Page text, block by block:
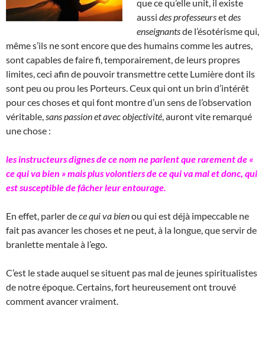
que ce qu’elle unit, il existe
aussi des professeursetdes
enseignantsde l’ésotérisme qui,
même s’ils ne sont encore que des humains comme les autres,
sont capables de faire fi, temporairement, de leurs propres
limites, ceci afin de pouvoir transmettre cette Lumière dont ils
sont peu ou prou les Porteurs. Ceux qui ont un brin d’intérêt
pour ces choses et qui font montre d’un sens de l’observation
véritable, sans passion et avec objectivité , auront vite remarqué
une chose :
les instructeurs dignes de ce nom ne parlent que rarement de «
ce qui va bien » mais plus volontiers de ce qui va mal et donc, qui
est susceptible de fâcher leur entourage.
En effet, parler dece qui va bienou qui est déjà impeccable ne
fait pas avancer les choses et ne peut, à la longue, que servir de
branlette mentale à l’ego.
C’est le stade auquel se situent pas mal de jeunes spiritualistes
de notre époque. Certains, fort heureusement ont trouvé
comment avancer vraiment.